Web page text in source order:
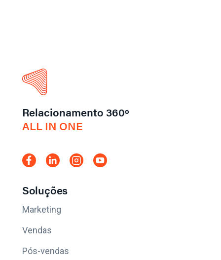
Relacionamento 360º
ALL IN ONE
Soluções
Marketing
Vendas
Pós-vendas